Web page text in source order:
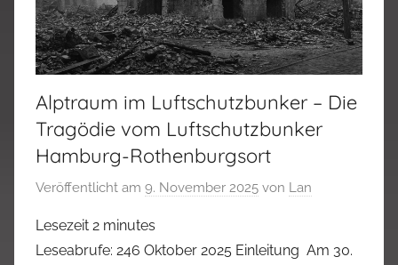
Alptraum im Luftschutzbunker – Die
Tragödie vom Luftschutzbunker
Hamburg-Rothenburgsort
Veröffentlicht am 9. November 2025 von Lan
Lesezeit 2 minutes
Leseabrufe: 246 Oktober 2025 Einleitung Am 30.